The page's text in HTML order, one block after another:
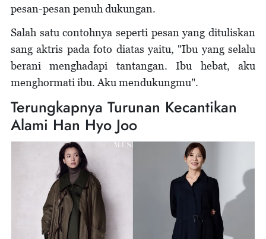
pesan-pesan penuh dukungan.
Salah satu contohnya seperti pesan yang dituliskan
sang aktris pada foto diatas yaitu, "Ibu yang selalu
berani menghadapi tantangan. Ibu hebat, aku
menghormati ibu. Aku mendukungmu".
Terungkapnya Turunan Kecantikan
Alami Han Hyo Joo